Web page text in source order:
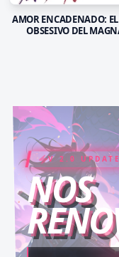
AMOR ENCADENADO:
OBSESIVO DEL
V 2.0 UPDATE
NOS
COIN RUSH
ELITE PASS